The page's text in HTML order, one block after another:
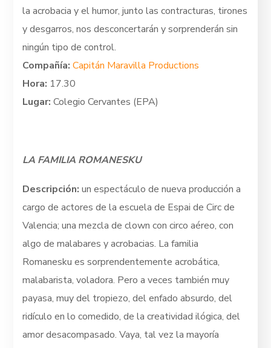
la acrobacia y el humor, junto las contracturas, tirones
y desgarros, nos desconcertarán y sorprenderán sin
ningún tipo de control.
Compañía: Capitán Maravilla Productions
Hora: 17.30
Lugar: Colegio Cervantes (EPA)
LA FAMILIA ROMANESKU
Descripción: un espectáculo de nueva producción a
cargo de actores de la escuela de Espai de Circ de
Valencia; una mezcla de clown con circo aéreo, con
algo de malabares y acrobacias. La familia
Romanesku es sorprendentemente acrobática,
malabarista, voladora. Pero a veces también muy
payasa, muy del tropiezo, del enfado absurdo, del
ridículo en lo comedido, de la creatividad ilógica, del
amor desacompasado. Vaya, tal vez la mayoría